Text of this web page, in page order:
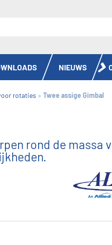
NIEUWS
rotaties » Twee assige Gimbal
rond de